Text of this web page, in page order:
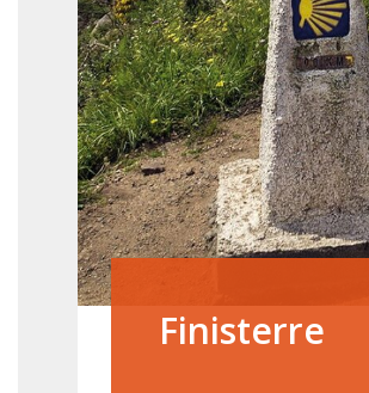
Finisterre